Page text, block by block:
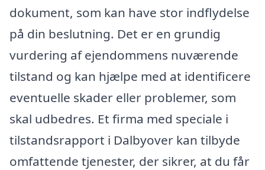
dokument, som kan have stor indflydelse
på din beslutning. Det er en grundig
vurdering af ejendommens nuværende
tilstand og kan hjælpe med at identificere
eventuelle skader eller problemer, som
skal udbedres. Et firma med speciale i
tilstandsrapport i Dalbyover kan tilbyde
omfattende tjenester, der sikrer, at du får